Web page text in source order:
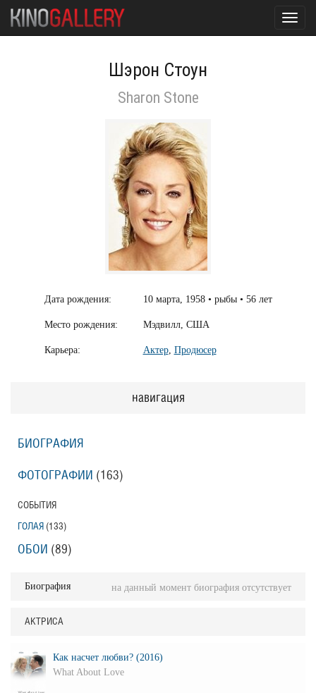
Шэрон Стоун
Sharon Stone
Дата рождения: 10 марта, 1958 • рыбы • 56 лет
Место рождения: Мэдвилл, США
Карьера: Актер, Продюсер
навигация
БИОГРАФИЯ
ФОТОГРАФИИ (163)
СОБЫТИЯ
ГОЛАЯ (133)
ОБОИ (89)
Биография на данный момент биография отсутствует
АКТРИСА
Как насчет любви? (2016)
What About Love